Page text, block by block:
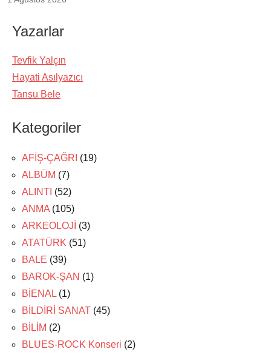
Yazarlar
Tevfik Yalçın
Hayati Asılyazıcı
Tansu Bele
Kategoriler
AFİŞ-ÇAĞRI (19)
ALBÜM (7)
ALINTI (52)
ANMA (105)
ARKEOLOJİ (3)
ATATÜRK (51)
BALE (39)
BAROK-ŞAN (1)
BİENAL (1)
BİLDİRİ SANAT (45)
BİLİM (2)
BLUES-ROCK Konseri (2)